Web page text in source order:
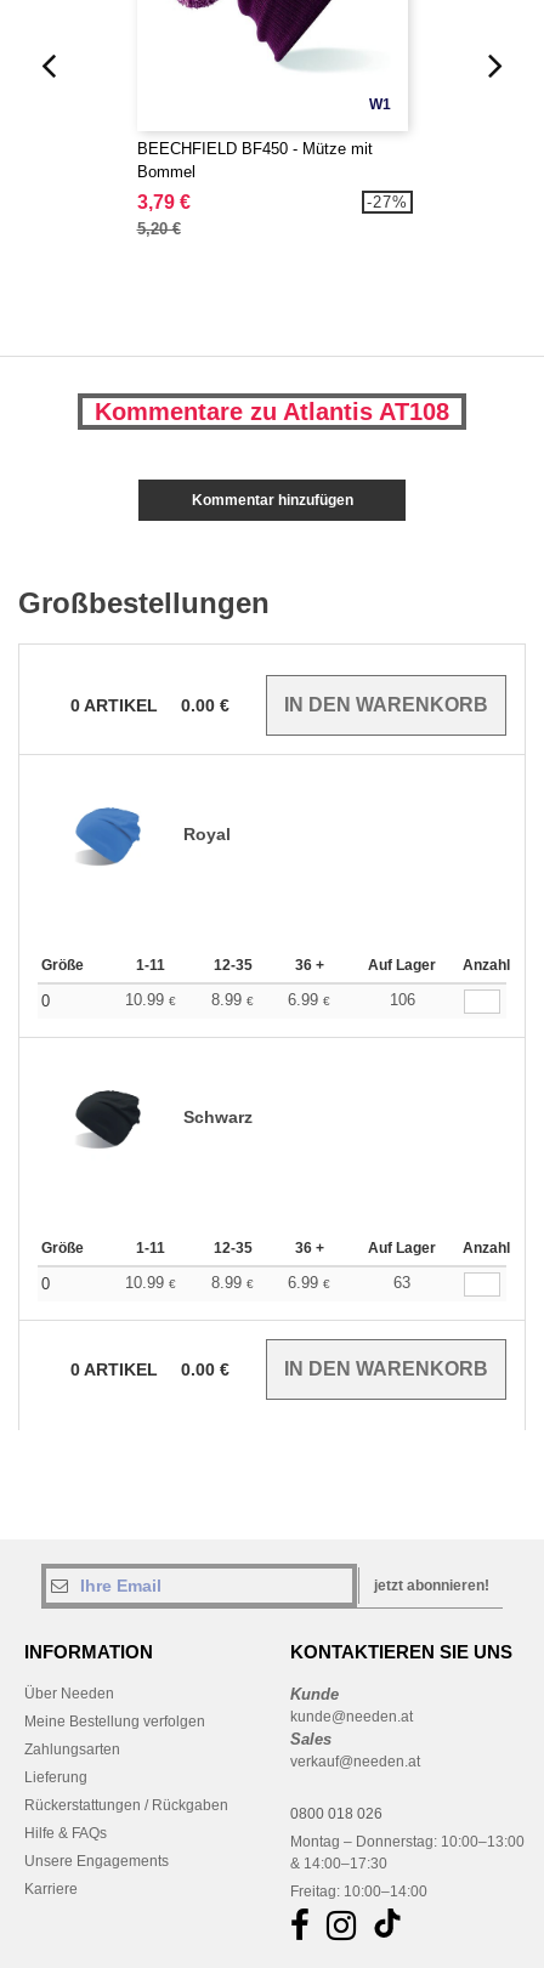
W1
BEECHFIELD BF450 - Mütze mit
Bommel
3,79 €
5,20 €
-27%
Kommentare zu Atlantis AT108
Kommentar hinzufügen
Großbestellungen
0ARTIKEL 0.00 €
Royal
Größe 1-11 12-35 36 + Auf Lager Anzahl
0 10.99 € 8.99 € 6.99 € 106
Schwarz
Größe 1-11 12-35 36 + Auf Lager Anzahl
0 10.99 € 8.99 € 6.99 € 63
0ARTIKEL 0.00 €
jetzt abonnieren!
INFORMATION
Über Needen
Meine Bestellung verfolgen
Zahlungsarten
Lieferung
Rückerstattungen / Rückgaben
Hilfe & FAQs
Unsere Engagements
Karriere
KONTAKTIEREN SIE UNS
Kunde
kunde@needen.at
Sales
verkauf@needen.at
0800 018 026
Montag – Donnerstag: 10:00–13:00
& 14:00–17:30
Freitag: 10:00–14:00